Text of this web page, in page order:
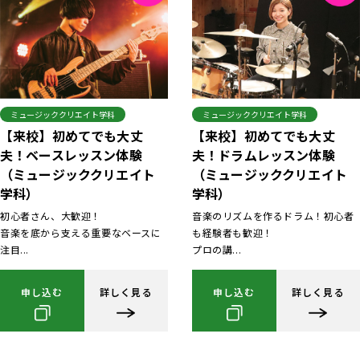
ミュージッククリエイト学科
【来校】初めてでも大丈
夫！ベースレッスン体験
（ミュージッククリエイト
学科）
初心者さん、大歓迎！
音楽を底から支える重要なベースに
注目...
申し込む 詳しく見る
ミュージッククリエイト学科
【来校】初めてでも大丈
夫！ドラムレッスン体験
（ミュージッククリエイト
学科）
音楽のリズムを作るドラム！初心者
も経験者も歓迎！
プロの講...
申し込む 詳しく見る